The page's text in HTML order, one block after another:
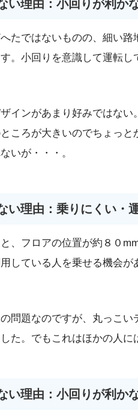
い理由：小回りが利か
たではないものの、細い
。小回りを意識して運転
インがあまり好みではない。
ころが大きいのでちょっと
いが・・・。
い理由：乗りにくい・
、フロアの位置が約８０
している人を乗せる機会
問題なのですが、丸っこ
た。でもこれはほかの人に
い理由：小回りが利か